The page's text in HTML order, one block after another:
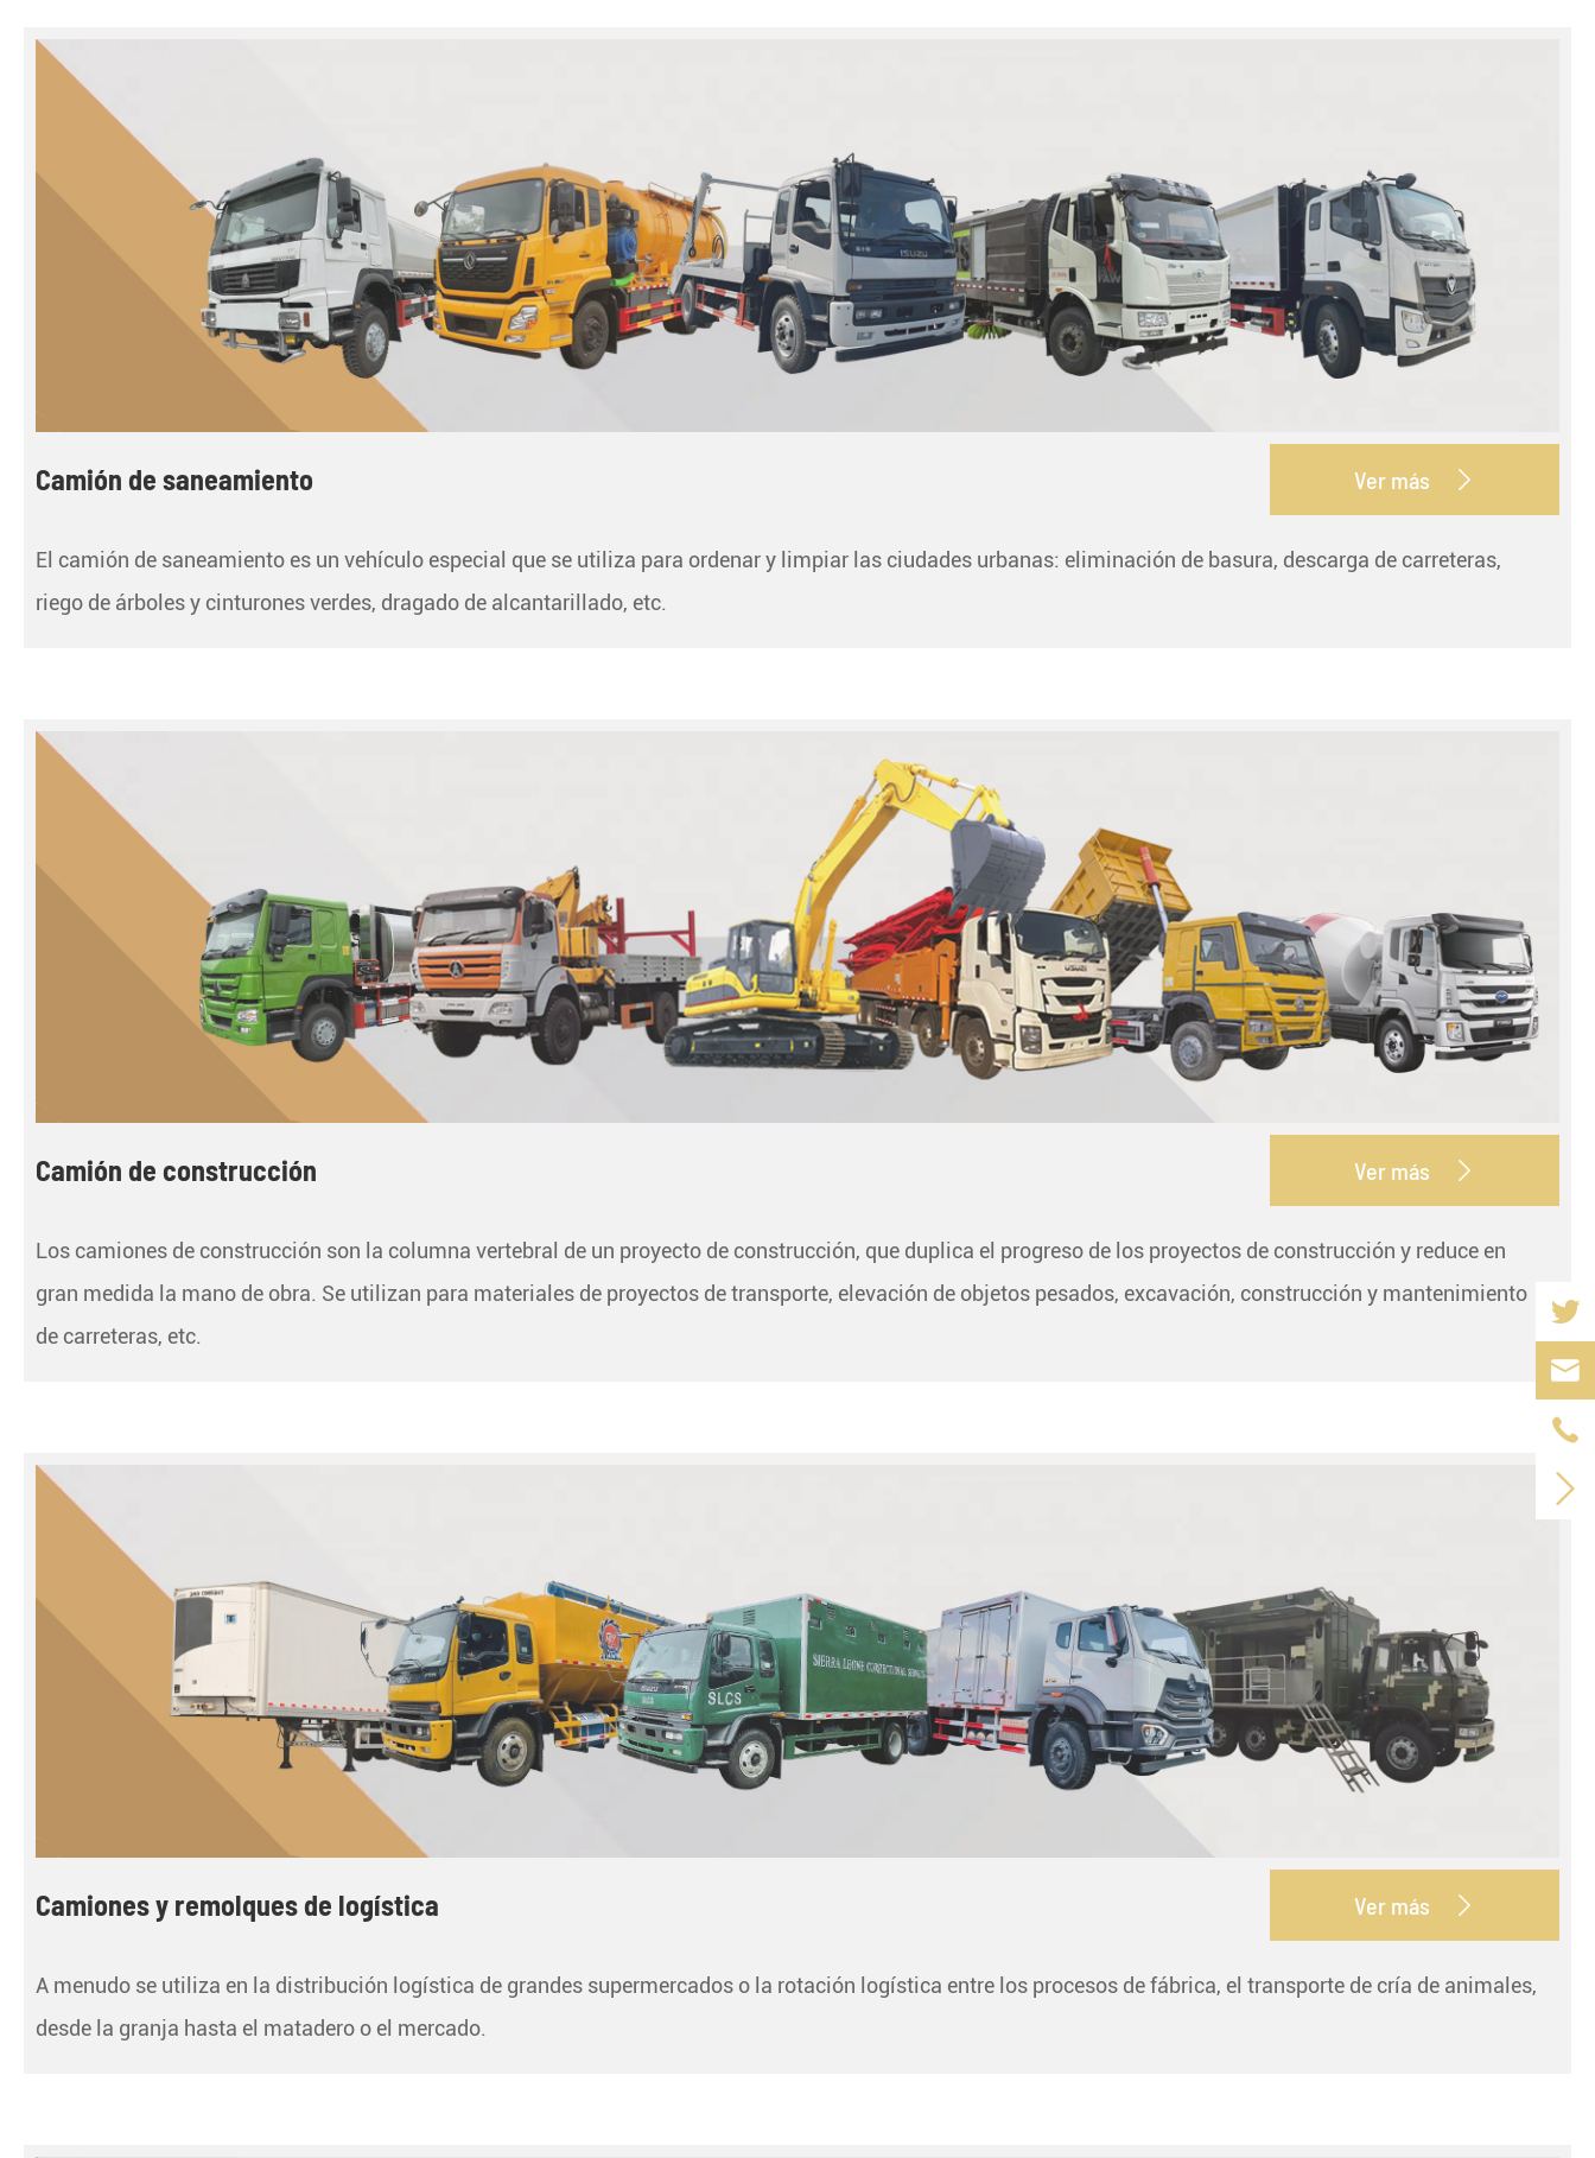
Camión de saneamiento Ver más 
El camión de saneamiento es un vehículo especial que se utiliza para ordenar y limpiar las ciudades urbanas: eliminación de basura, descarga de carreteras,
riego de árboles y cinturones verdes, dragado de alcantarillado, etc.
Camión de construcción Ver más 
Los camiones de construcción son la columna vertebral de un proyecto de construcción, que duplica el progreso de los proyectos de construcción y reduce en
gran medida la mano de obra. Se utilizan para materiales de proyectos de transporte, elevación de objetos pesados, excavación, construcción y mantenimiento
de carreteras, etc.
Camiones y remolques de logística Ver más 
A menudo se utiliza en la distribución logística de grandes supermercados o la rotación logística entre los procesos de fábrica, el transporte de cría de animales,
desde la granja hasta el matadero o el mercado.


